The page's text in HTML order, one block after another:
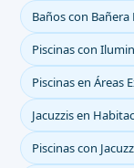
Baños con
Piscinas con
Piscinas en Áreas
Jacuzzis en
Piscinas con